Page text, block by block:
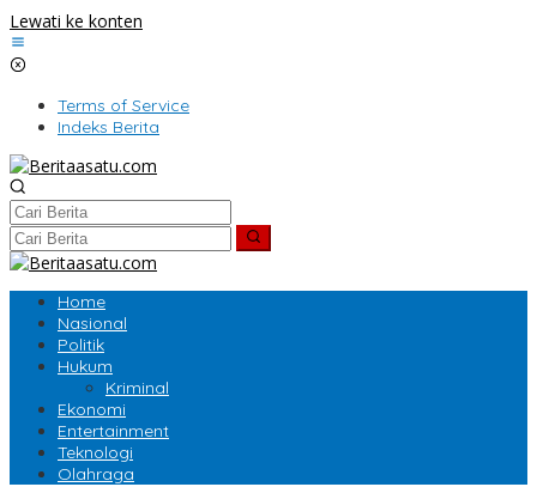
Lewati ke konten
Terms of Service
Indeks Berita
Home
Nasional
Politik
Hukum
Kriminal
Ekonomi
Entertainment
Teknologi
Olahraga